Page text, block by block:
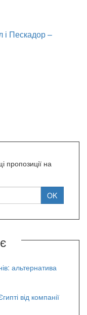
Пескадор –
пропозиції на
альтернатива
від компанії